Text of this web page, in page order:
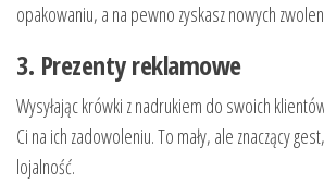
opakowaniu, a na pewno zyskasz nowych
3. Prezenty reklamowe
Wysyłając krówki z nadrukiem do swoich
Ci na ich zadowoleniu. To mały, ale znaczący
lojalność.